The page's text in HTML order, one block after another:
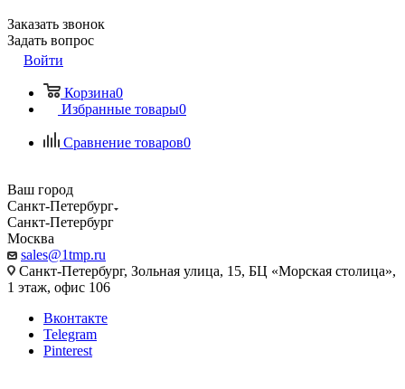
Заказать звонок
Задать вопрос
Войти
Корзина0
Избранные товары0
Сравнение товаров0
Ваш город
Санкт-Петербург
Санкт-Петербург
Москва
sales@1tmp.ru
Санкт-Петербург, Зольная улица, 15, БЦ «Морская столица»,
1 этаж, офис 106
Вконтакте
Telegram
Pinterest